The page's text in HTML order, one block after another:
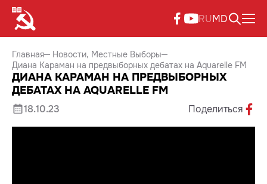
RUMD
Главная Новости Местные Выборы
Диана Караман на предвыборных дебатах на Aquarelle FM
ДИАНА КАРАМАН НА ПРЕДВЫБОРНЫХ
ДЕБАТАХ НА AQUARELLE FM
18.10.23 Поделиться